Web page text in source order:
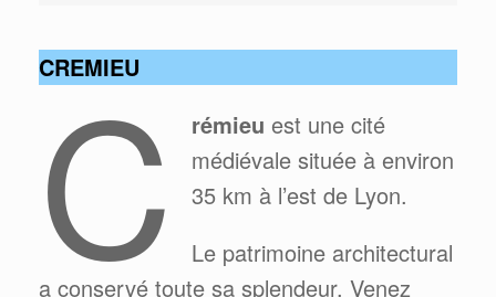
CREMIEU
C rémieu est une cité
médiévale située à environ
35 km à l’est de Lyon.
Le patrimoine architectural
a conservé toute sa splendeur. Venez